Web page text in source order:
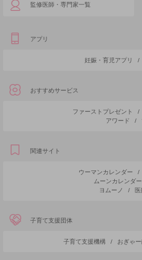
監修医師・専門家一覧
アプリ
妊娠・育児アプリ /
おすすめサービス
ファーストプレゼント /
アワード
/
関連サイト
ウーマンカレンダー /
ムーンカレンダー
ヨムーノ
/
子育て支援団体
子育て支援機構 / おぎゃ